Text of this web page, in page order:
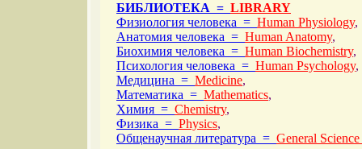
БИБЛИОТЕКА = LIBRARY
Физиология человека = Human Physiology,
Анатомия человека = Human Anatomy,
Биохимия человека = Human Biochemistry,
Психология человека = Human Psychology,
Медицина = Medicine,
Математика = Mathematics,
Химия = Chemistry,
Физика = Physics,
Общенаучная литература = General